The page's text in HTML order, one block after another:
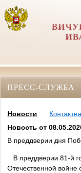
ПРЕСС-СЛУЖБА
Новости
Новость от
В преддверии дня
В преддверии 81-й
Отечественной войне